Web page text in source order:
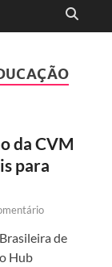
da CVM
para
de
Hub